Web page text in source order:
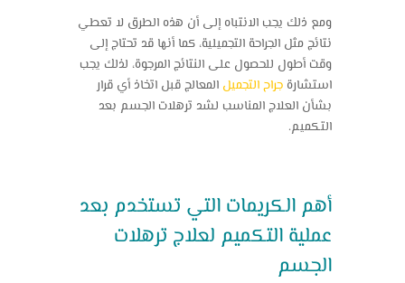
ومع ذلك يجب الانتباه إلى أن هذه الطرق لا تعطي
نتائج مثل الجراحة التجميلية، كما أنها قد تحتاج إلى
وقت أطول للحصول على النتائج المرجوة، لذلك يجب
استشارة جراح التجميل المعالج قبل اتخاذ أي قرار
بشأن العلاج المناسب لشد ترهلات الجسم بعد
التكميم.
أهم الكريمات التي تستخدم بعد
عملية التكميم لعلاج ترهلات
الجسم